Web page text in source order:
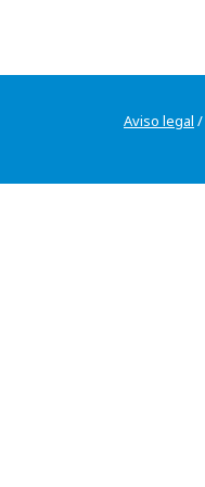
Aviso legal /